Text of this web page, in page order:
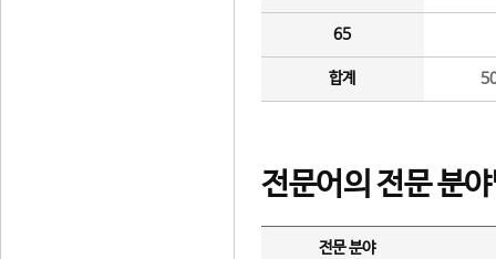
65
합계
전문어의 전문 분
전문 분야